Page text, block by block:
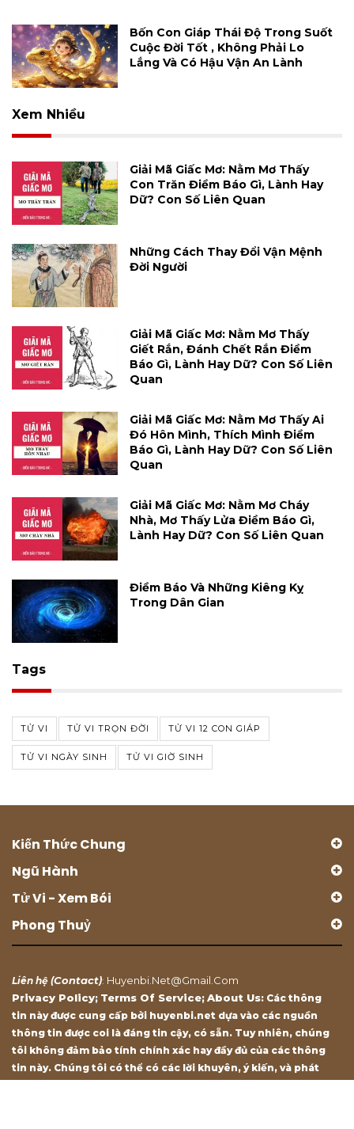
Bốn Con Giáp Thái Độ Trong Suốt
Cuộc Đời Tốt , Không Phải Lo
Lắng Và Có Hậu Vận An Lành
Xem Nhiều
Giải Mã Giấc Mơ: Nằm Mơ Thấy
Con Trăn Điềm Báo Gì, Lành Hay
Dữ? Con Số Liên Quan
Những Cách Thay Đổi Vận Mệnh
Đời Người
Giải Mã Giấc Mơ: Nằm Mơ Thấy
Giết Rắn, Đánh Chết Rắn Điềm
Báo Gì, Lành Hay Dữ? Con Số Liên
Quan
Giải Mã Giấc Mơ: Nằm Mơ Thấy Ai
Đó Hôn Mình, Thích Mình Điềm
Báo Gì, Lành Hay Dữ? Con Số Liên
Quan
Giải Mã Giấc Mơ: Nằm Mơ Cháy
Nhà, Mơ Thấy Lửa Điềm Báo Gì,
Lành Hay Dữ? Con Số Liên Quan
Điềm Báo Và Những Kiêng Kỵ
Trong Dân Gian
Tags
TỬ VI TỬ VI TRỌN ĐỜI TỬ VI 12 CON GIÁP
TỬ VI NGÀY SINH TỬ VI GIỜ SINH
Kiến Thức Chung
Ngũ Hành
Tử Vi - Xem Bói
Phong Thuỷ
Liên hệ (Contact): Huyenbi.net@gmail.com
Privacy Policy; Terms Of Service; About Us: Các thông
tin này được cung cấp bởi huyenbi.net dựa vào các nguồn
thông tin được coi là đáng tin cậy, có sẵn. Tuy nhiên, chúng
tôi không đảm bảo tính chính xác hay đầy đủ của các thông
tin này. Chúng tôi có thể có các lời khuyên, ý kiến, và phát